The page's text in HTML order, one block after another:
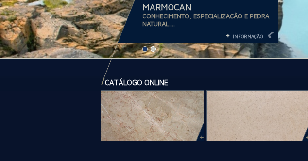
MARMOCAN
CONHECIMENTO, ESPECIALIZAÇÃO E PEDRA
NATURAL....
+ INFORMAÇÃO
CATÁLOGO ONLINE